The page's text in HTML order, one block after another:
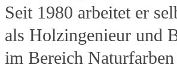
Seit 1980 arbeitet er
als Holzingenieur und
im Bereich Naturfarben